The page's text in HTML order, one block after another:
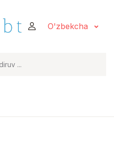
O'zbekcha